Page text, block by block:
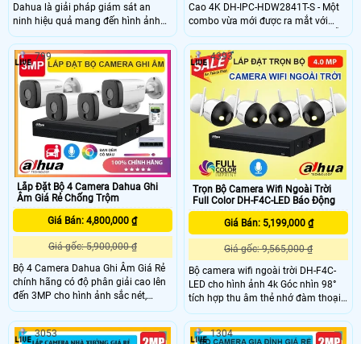
Dahua là giải pháp giám sát an
ninh hiệu quả mang đến hình ảnh
sắc nét với độ phân giải 2MP cho
khả năng nhận diện chi tiết trong
mọi vấn đề. Được thiết kế dạng
dome không chỉ tạo nên vẻ ngoài
bên ngoài mà vẫn giúp che giấu góc
quay, phù hợp lắp đặt trong nhà.
Trọn bộ được tích hợp đầy đủ các
tính năng ưu việt nâng cao hiệu quả
giám sát và bảo vệ tài sản.
Cao 4K DH-IPC-HDW2841T-S - Một
combo vừa mới được ra mắt với
chất lượng hình ảnh lên đến 4K, hỗ
trợ khả năng giám sát hình ảnh ban
đêm toàn điện, tích hợp micro hỗ trợ
ghi âm và trang bị nhiều công nghệ
thông minh giúp đảm bảo an ninh
cho văn phòng của bạn một cách
tốt nhất.
Lắp Đặt Bộ 4 Camera Dahua Ghi
Âm Giá Rẻ Chống Trộm
Giá Bán: 4,800,000 ₫
Giá gốc: 5,900,000 ₫
Bộ 4 Camera Dahua Ghi Âm Giá Rẻ
chính hãng có độ phân giải cao lên
đến 3MP cho hình ảnh sắc nét,
trung thực. Camera tích hợp micro
ghi âm, hỗ trợ hồng ngoại ban đêm
30m và công nghệ full color quan
799
Trọn Bộ Camera Wifi Ngoài Trời
Full Color DH-F4C-LED Báo Động
Giá Bán: 5,199,000 ₫
Giá gốc: 9,565,000 ₫
Bộ camera wifi ngoài trời DH-F4C-
LED cho hình ảnh 4k Góc nhìn 98°
tích hợp thu âm thẻ nhớ đàm thoại
2 chiều thương hiệu Dahua là một
ctiết kiệm dành cho bạn trong việc
đầu tư các giải pháp giám sát và
4393
3053 1304